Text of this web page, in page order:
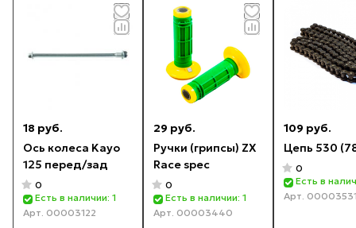
18 руб.
Ось колеса Kayo
125 перед/зад
0
Есть в наличии: 1
Арт. 00003122
29 руб.
Ручки (грипсы) ZX
Race spec
0
Есть в наличии: 1
Арт. 00003440
109 руб.
Цепь 530
0
Есть в
Арт.